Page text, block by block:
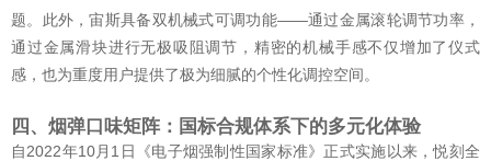
题。此外，宙斯具备双机械式可调功能——通过金属滚轮调节功率，
通过金属滑块进行无极吸阻调节，精密的机械手感不仅增加了仪式
感，也为重度用户提供了极为细腻的个性化调控空间。
四、烟弹口味矩阵：国标合规体系下的多元化体验
自2022年10月1日《电子烟强制性国家标准》正式实施以来，悦刻全